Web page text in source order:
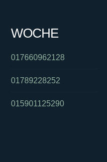
WOCHE
017660962128
01789228252
015901125290